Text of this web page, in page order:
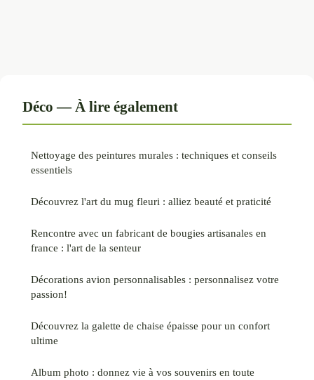
Déco — À lire également
Nettoyage des peintures murales : techniques et conseils
essentiels
Découvrez l'art du mug fleuri : alliez beauté et praticité
Rencontre avec un fabricant de bougies artisanales en
france : l'art de la senteur
Décorations avion personnalisables : personnalisez votre
passion!
Découvrez la galette de chaise épaisse pour un confort
ultime
Album photo : donnez vie à vos souvenirs en toute